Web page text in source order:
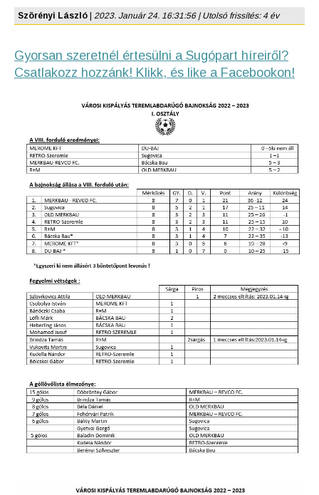
Szörényi László 2023. Január 24. 16:31:56 | Utolsó frissítés: 4 év
Gyorsan szeretnél értesülni a Sugópart híreiről?
Csatlakozz hozzánk! Klikk, és like a Facebookon!